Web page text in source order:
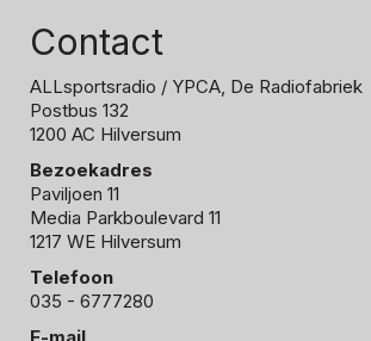
Contact
ALLsportsradio / YPCA, De Radiofabriek
Postbus 132
1200 AC Hilversum
Bezoekadres
Paviljoen 11
Media Parkboulevard 11
1217 WE Hilversum
Telefoon
035 - 6777280